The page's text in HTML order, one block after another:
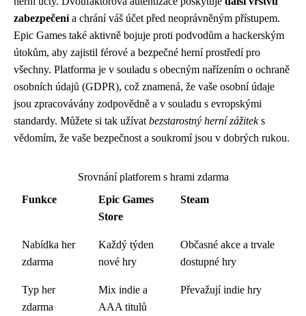
zabezpečenía chrání váš účet před neoprávněným přístupem.
Epic Games také aktivně bojuje proti podvodům a hackerským
útokům, aby zajistil férové a bezpečné herní prostředí pro
všechny. Platforma je v souladu s obecným nařízením o ochraně
osobních údajů (GDPR), což znamená, že vaše osobní údaje
jsou zpracovávány zodpovědně a v souladu s evropskými
standardy. Můžete si tak užívat bezstarostný herní zážiteks
vědomím, že vaše bezpečnost a soukromí jsou v dobrých rukou.
Srovnání platforem s hrami zdarma
Funkce
Epic Games
Store
Steam
Nabídka her
zdarma
Každý týden
nové hry
Občasné akce a trvale
dostupné hry
Typ her
zdarma
Mix indie a
AAA titulů
Převažují indie hry